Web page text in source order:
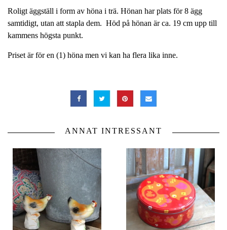
Roligt äggställ i form av höna i trä. Hönan har plats för 8 ägg
samtidigt, utan att stapla dem. Höd på hönan är ca. 19 cm upp till
kammens högsta punkt.
Priset är för en (1) höna men vi kan ha flera lika inne.
ANNAT INTRESSANT